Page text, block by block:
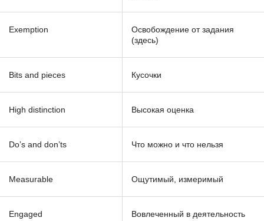
Exemption
Освобождение от задания
(здесь)
Bits and pieces Кусочки
High distinction Высокая оценка
Do’s and don’ts Что можно и что нельзя
Measurable Ощутимый, измеримый
Engaged Вовлеченный в деятельность